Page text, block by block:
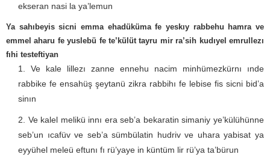
ekseran nasi la ya’lemun
Ya sahıbeyis sicni emma ehadüküma fe yeskıy rabbehu hamra ve
emmel aharu fe yuslebü fe te’külüt tayru mir ra’sih kudıyel emrullezı
fıhi testeftiyan
Ve kale lillezı zanne ennehu nacim minhümezkürnı ınde
rabbike fe ensahüş şeytanü zikra rabbihı fe lebise fis sicni bid’a
sinın
Ve kalel melikü innı era seb’a bekaratin simaniy ye’külühünne
seb’un ıcafüv ve seb’a sümbülatin hudriv ve uhara yabisat ya
eyyühel meleü eftunı fı rü’yaye in küntüm lir rü’ya ta’bürun